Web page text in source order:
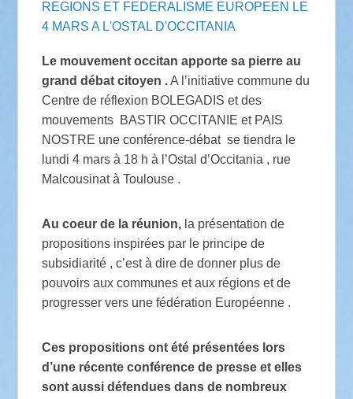
Le mouvement occitan apporte sa pierre au
grand débat citoyen .A l’initiative commune du
Centre de réflexion BOLEGADIS et des
mouvements BASTIR OCCITANIE et PAIS
NOSTRE une conférence-débat se tiendra le
lundi 4 mars à 18 h à l’Ostal d’Occitania , rue
Malcousinat à Toulouse .
Au coeur de la réunion, la présentation de
propositions inspirées par le principe de
subsidiarité , c’est à dire de donner plus de
pouvoirs aux communes et aux régions et de
progresser vers une fédération Européenne .
Ces propositions ont été présentées lors
d’une récente conférence de presse et elles
sont aussi défendues dans de nombreux